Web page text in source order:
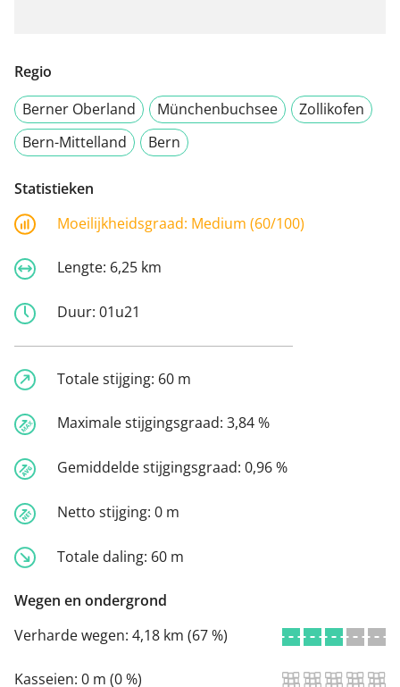
Regio
Berner Oberland
Münchenbuchsee
Zollikofen
Bern-Mittelland
Bern
Statistieken
Moeilijkheidsgraad: Medium (60/100)
Lengte: 6,25 km
Duur: 01u21
Totale stijging: 60 m
Maximale stijgingsgraad: 3,84 %
Gemiddelde stijgingsgraad: 0,96 %
Netto stijging: 0 m
Totale daling: 60 m
Wegen en ondergrond
Verharde wegen: 4,18 km (67 %)
Kasseien: 0 m (0 %)